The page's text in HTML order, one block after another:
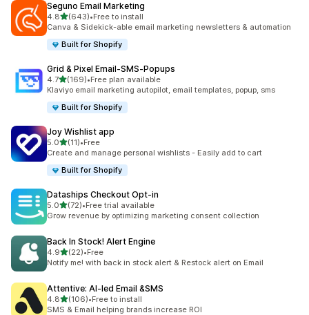
Seguno Email Marketing
4.8滿分 5 顆星
(643)
共有 643 則評價
•Free to install
Canva & Sidekick-able email marketing newsletters & automation
Built for Shopify
Grid & Pixel Email‑SMS‑Popups
4.7滿分 5 顆星
(169)
共有 169 則評價
•Free plan available
Klaviyo email marketing autopilot, email templates, popup, sms
Built for Shopify
Joy Wishlist app
5.0滿分 5 顆星
(11)
共有 11 則評價
•Free
Create and manage personal wishlists - Easily add to cart
Built for Shopify
Dataships Checkout Opt‑in
5.0滿分 5 顆星
(72)
共有 72 則評價
•Free trial available
Grow revenue by optimizing marketing consent collection
Back In Stock! Alert Engine
4.9滿分 5 顆星
(22)
共有 22 則評價
•Free
Notify me! with back in stock alert & Restock alert on Email
Attentive: AI‑led Email &SMS
4.8滿分 5 顆星
(106)
共有 106 則評價
•Free to install
SMS & Email helping brands increase ROI